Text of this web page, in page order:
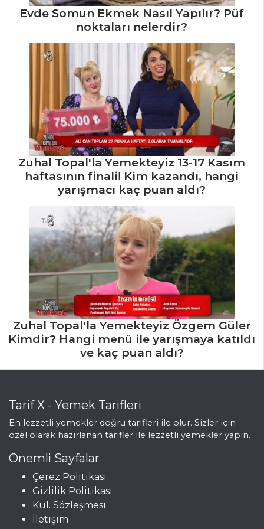
Tüm Tarifleri
Evde Somun Ekmek Nasıl Yapılır? Püf
noktaları nelerdir?
Zuhal Topal'la Yemekteyiz 13-17 Kasım
haftasının finali! Kim kazandı, hangi
yarışmacı kaç puan aldı?
Zuhal Topal'la Yemekteyiz Özgem Güler
Kimdir? Hangi menü ile yarışmaya katıldı
ve kaç puan aldı?
Tarif X - Yemek Tarifleri
En lezzetli yemekler doğru tarifleri ile olur. Sizler için
özel olarak hazırlanan tarifler ile lezzetli yemekler yapın.
Önemli Sayfalar
Çerez Politikası
Gizlilik Politikası
Kul. Sözleşmesi
İletişim